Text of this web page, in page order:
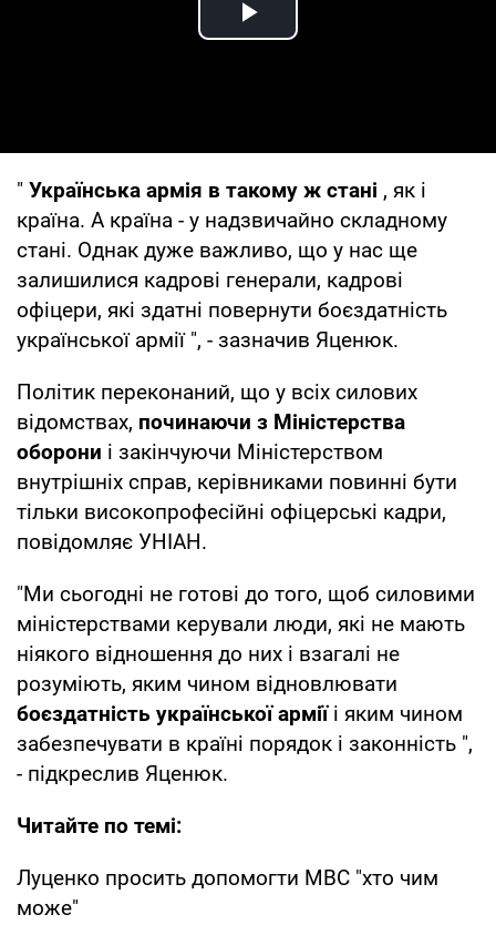
Play Video
" Українська армія в такому ж стані , як і
країна. А країна - у надзвичайно складному
стані. Однак дуже важливо, що у нас ще
залишилися кадрові генерали, кадрові
офіцери, які здатні повернути боєздатність
української армії ", - зазначив Яценюк.
Політик переконаний, що у всіх силових
відомствах, починаючи з Міністерства
оборони і закінчуючи Міністерством
внутрішніх справ, керівниками повинні бути
тільки високопрофесійні офіцерські кадри,
повідомляє УНІАН.
"Ми сьогодні не готові до того, щоб силовими
міністерствами керували люди, які не мають
ніякого відношення до них і взагалі не
розуміють, яким чином відновлювати
боєздатність української арміїі яким чином
забезпечувати в країні порядок і законність ",
- підкреслив Яценюк.
Читайте по темі:
Луценко просить допомогти МВС "хто чим
може"